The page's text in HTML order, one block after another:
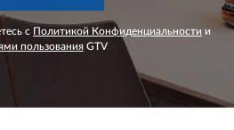
с Политикой Конфиденциальности и
пользованияGTV